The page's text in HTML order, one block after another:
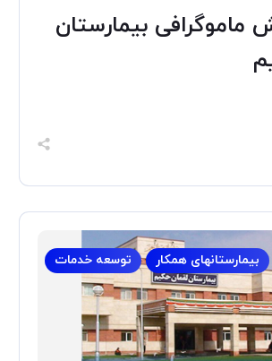
ماموگرافی بیمارستان
بیمارستانهای همکار
توسعه خدمات